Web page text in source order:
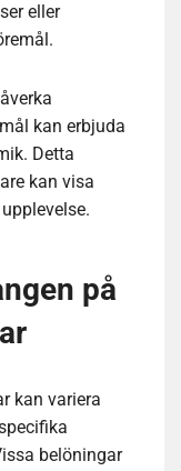
eller
kan erbjuda
Detta
kan visa
på
kan variera
belöningar